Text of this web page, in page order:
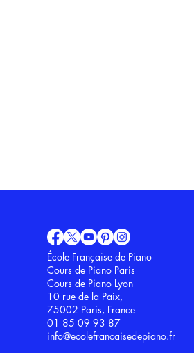
École Française de Piano
Cours de Piano Paris
Cours de Piano Lyon
10 rue de la Paix,
75002 Paris, France
01 85 09 93 87
info@ecolefrancaisedepiano.fr